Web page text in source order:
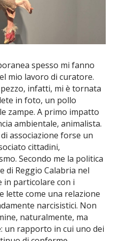
spesso mi fanno
mio lavoro di curatore.
infatti, mi è tornata
in foto, un pollo
zampe. A primo impatto
ambientale, animalista.
associazione forse un
cittadini,
Secondo me la politica
di Reggio Calabria nel
particolare con i
lette come una relazione
narcisistici. Non
naturalmente, ma
un rapporto in cui uno dei